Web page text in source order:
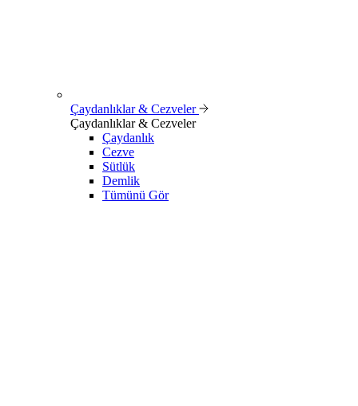
Çaydanlıklar & Cezveler
Çaydanlıklar & Cezveler
Çaydanlık
Cezve
Sütlük
Demlik
Tümünü Gör